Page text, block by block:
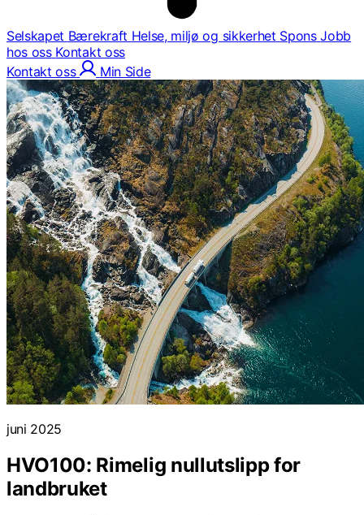
Selskapet Bærekraft Helse, miljø og sikkerhet Spons Jobb
hos oss Kontakt oss
Kontakt oss
Min Side
juni 2025
HVO100: Rimelig nullutslipp for
landbruket